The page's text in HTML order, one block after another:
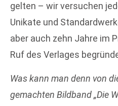
gelten – wir versuchen
Unikate und
aber auch zehn Jahre im
Ruf des Verlages
Was kann man denn von
gemachten Bildband „Die